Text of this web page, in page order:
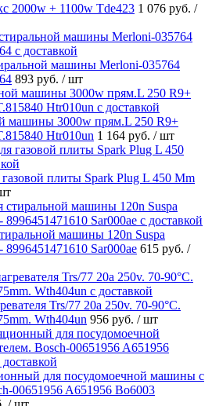
2000w + 1100w Tde423 1 076 руб. /
машины Merloni-035764
893 руб. / шт
машины 3000w прям.L 250 R9+
Htr010un 1 164 руб. / шт
плиты Spark Plug L 450 Mm
машины 120n Suspa
Sar000ae 615 руб. /
Trs/77 20a 250v. 70-90°C.
Wth404un 956 руб. / шт
для посудомоечной машины с
00651956 A651956 Bo6003